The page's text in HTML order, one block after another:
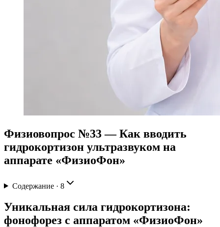
Физиовопрос №33 — Как вводить
гидрокортизон ультразвуком на
аппарате «ФизиоФон»
Содержание · 8
Уникальная сила гидрокортизона:
фонофорез с аппаратом «ФизиоФон»